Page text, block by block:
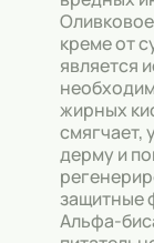
креме от
является
жирных
смягчает,
дерму и
защитные
Альфа-